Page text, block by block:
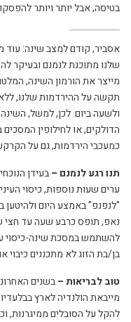
בטיסה, אבל יותר ויותר
אסביר, קודם למצב שינה: עוד
שלנו מתוכנת לנמנם ובעיקר
מייצר את הורמון השינה,
תקשה על ההירדמות שלנו,
ולשעה ביום. לכן, למשל,
הדולקים, או לחילופין
כמעכבי הירדמות, גם על
תנו רגע לנמנם –בעידן
ערים שעות נוספות, כיסוי
"לנפנפ" באמצע היום ולהיטען
נאפ, תופס כרבע שעה עד
להשתמש במסכת שינה-כיסוי
בן/בת הזוג לא מתכננים
טוב לבריאות –בשנים
מייבאת הולנדיה לארץ
להקל על הסובלים ממיגרנות,